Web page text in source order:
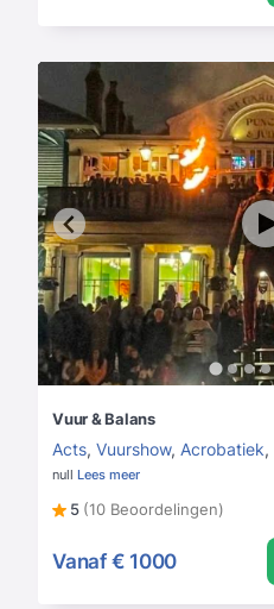
Vuur & Balans
Acts, Vuurshow, Acrobatiek,
null Lees meer
5 (10 Beoordelingen)
Vanaf € 1000